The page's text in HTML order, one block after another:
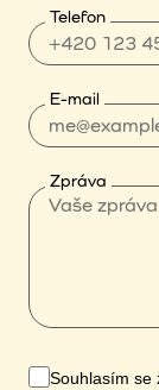
Telefon
E-mail
Zpráva
Souhlasím se